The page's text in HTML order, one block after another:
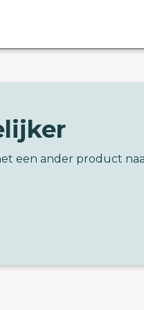
een ander product